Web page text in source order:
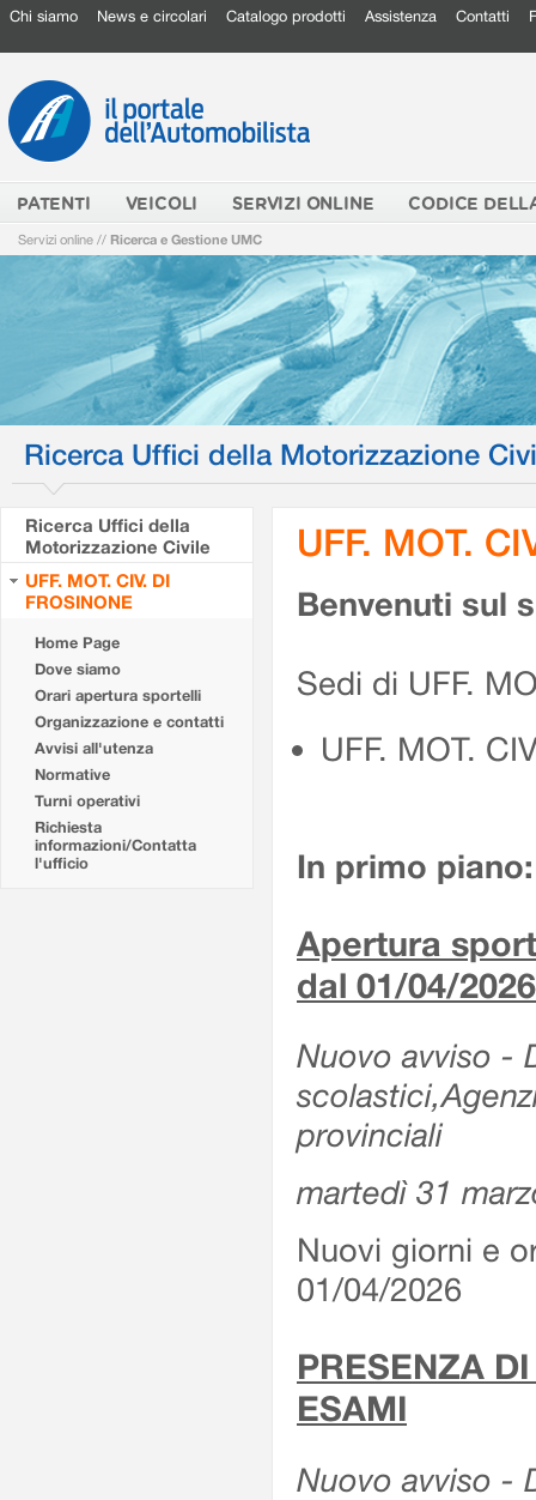
Chi siamo News e circolari Catalogo prodotti Assistenza Contatti
PATENTI VEICOLI SERVIZI ONLINE CODICE
Servizi online // Ricerca e Gestione UMC
Ricerca Uffici della Motorizzazione
Ricerca Uffici della
Motorizzazione Civile
UFF. MOT. CIV. DI
FROSINONE
Home Page
Dove siamo
Orari apertura sportelli
Organizzazione e contatti
Avvisi all'utenza
Normative
Turni operativi
Richiesta
informazioni/Contatta
l'ufficio
UFF. MOT.
Benvenuti sul
Sedi di UFF.
UFF. MOT.
In primo piano:
Apertura
dal 01/04/2026
Nuovo avviso -
provinciali
martedì 31
Nuovi giorni e
01/04/2026
PRESENZA
ESAMI
Nuovo avviso -